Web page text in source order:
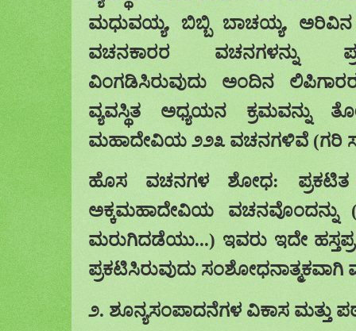
ಮಧುವಯ್ಯ,ಬಿಬ್ಬಿ ಬಾಚಯ್ಯ, ಅರಿವಿನ
ವಚನಕಾರರ
ವಚನಗಳನ್ನು
ವಿಂಗಡಿಸಿರುವುದು
ಅಂದಿನ
ವ್ಯವಸ್ಥಿತ ಅಧ್ಯಯನ ಕ್ರಮವನ್ನು
ಮಹಾದೇವಿಯ ೨೨೩ ವಚನಗಳಿವೆ (ಗರಿ
ಹೊಸ
ವಚನಗಳ ಶೋಧ: ಪ್ರಕಟಿತ
ಅಕ್ಕಮಹಾದೇವಿಯ ವಚನವೊಂದನ್ನು
ಮರುಗಿದಡೆಯು...) ಇವರು ಇದೇ
ಪ್ರಕಟಿಸಿರುವುದು ಸಂಶೋಧನಾತ್ಮಕವಾಗಿ
೨. ಶೂನ್ಯಸಂಪಾದನೆಗಳ ವಿಕಾಸ ಮತ್ತು